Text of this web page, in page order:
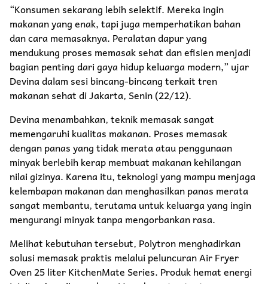
“Konsumen sekarang lebih selektif. Mereka ingin
makanan yang enak, tapi juga memperhatikan bahan
dan cara memasaknya. Peralatan dapur yang
mendukung proses memasak sehat dan efisien menjadi
bagian penting dari gaya hidup keluarga modern,” ujar
Devina dalam sesi bincang-bincang terkait tren
makanan sehat di Jakarta, Senin (22/12).
Devina menambahkan, teknik memasak sangat
memengaruhi kualitas makanan. Proses memasak
dengan panas yang tidak merata atau penggunaan
minyak berlebih kerap membuat makanan kehilangan
nilai gizinya. Karena itu, teknologi yang mampu menjaga
kelembapan makanan dan menghasilkan panas merata
sangat membantu, terutama untuk keluarga yang ingin
mengurangi minyak tanpa mengorbankan rasa.
Melihat kebutuhan tersebut, Polytron menghadirkan
solusi memasak praktis melalui peluncuran Air Fryer
Oven 25 liter KitchenMate Series. Produk hemat energi